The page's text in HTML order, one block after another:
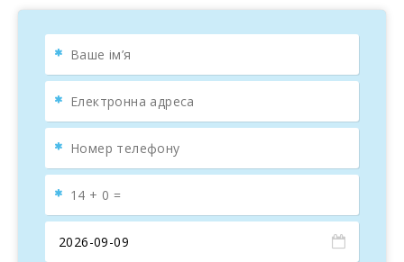
двором
Приватний сад площею 140 м² ідеально підходить для
відпочинку, з закритою терасою площею 15 м² для
прийому їжі на свіжому повітрі. Тераса на даху
пропонує привілейовані панорамні види. Також будинок
має доступ до спільного басейну для освіження в
сонячні дні.
Поблизу Porto Colom та активностей на свіжому
повітрі
Будинок знаходиться всього за 500 метрів від центру
Porto Colom, чарівної рибальської гавані з ресторанами